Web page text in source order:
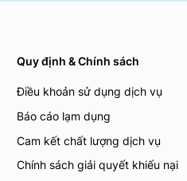
Quy định & Chính sách
Điều khoản sử dụng dịch vụ
Báo cáo lạm dụng
Cam kết chất lượng dịch vụ
Chính sách giải quyết khiếu nại